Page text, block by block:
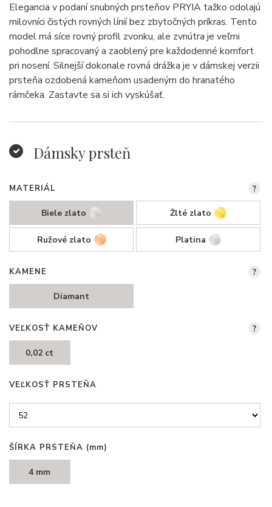
Elegancia v podaní snubných prsteňov PRYIA tažko odolajú
milovníci čistých rovných línií bez zbytočných príkras. Tento
model má síce rovný profil zvonku, ale zvnútra je veľmi
pohodlne spracovaný a zaoblený pre každodenné komfort
pri nosení. Silnejší dokonale rovná drážka je v dámskej verzii
prsteňa ozdobená kameňom usadeným do hranatého
rámčeka. Zastavte sa si ich vyskúšať.
Dámsky prsteň
MATERIÁL
Biele zlato Žlté zlato
Ružové zlato Platina
?
KAMENE
Diamant
?
VEĽKOSŤ KAMEŇOV
0,02 ct
?
VEĽKOSŤ PRSTEŇA
ŠÍRKA PRSTEŇA (mm)
4 mm